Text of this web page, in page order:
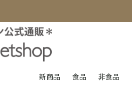
新商品 食品 非食品